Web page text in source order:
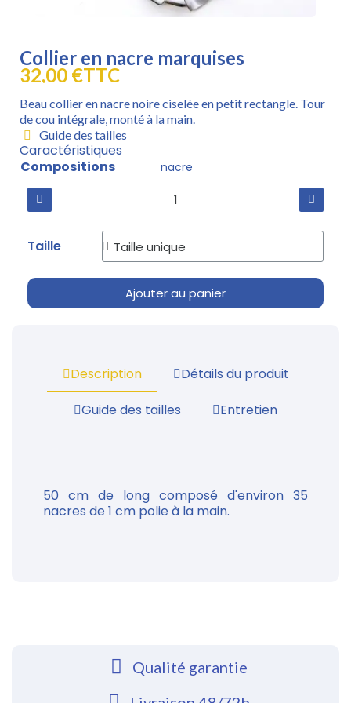
Collier en nacre marquises
32,00 €TTC
Beau collier en nacre noire ciselée en petit rectangle. Tour
de cou intégrale, monté à la main.
Guide des tailles
Caractéristiques
Compositions
nacre
Taille
Ajouter au panier
Description
Détails du produit
Guide des tailles
Entretien
50 cm de long composé d'environ 35
nacres de 1 cm polie à la main.
Qualité garantie